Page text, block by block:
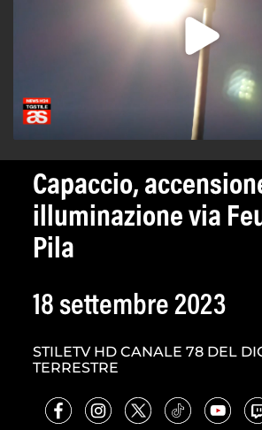
Capaccio,
illuminazione via
Pila
18 settembre 2023
STILETV HD CANALE 78 DEL
TERRESTRE